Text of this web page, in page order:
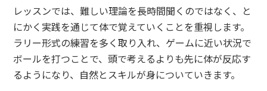
レッスンでは、難しい理論を長時間聞くのではなく、と
にかく実践を通じて体で覚えていくことを重視します。
ラリー形式の練習を多く取り入れ、ゲームに近い状況で
ボールを打つことで、頭で考えるよりも先に体が反応す
るようになり、自然とスキルが身についていきます。